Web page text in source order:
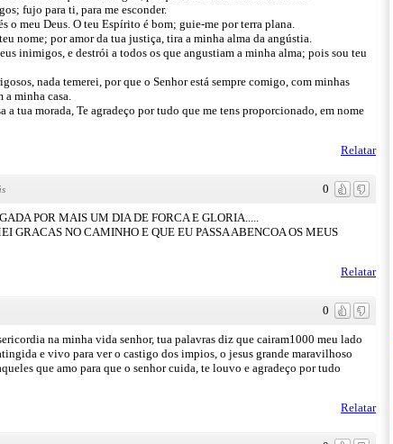
fujo para ti, para me esconder.
o meu Deus. O teu Espírito é bom; guie-me por terra plana.
nome; por amor da tua justiça, tira a minha alma da angústia.
inimigos, e destrói a todos os que angustiam a minha alma; pois sou teu
nada temerei, por que o Senhor está sempre comigo, com minhas
minha casa.
a tua morada, Te agradeço por tudo que me tens proporcionado, em nome
Relatar
0
POR MAIS UM DIA DE FORCA E GLORIA.....
GRACAS NO CAMINHO E QUE EU PASSA ABENCOA OS MEUS
Relatar
0
na minha vida senhor, tua palavras diz que cairam1000 meu lado
e vivo para ver o castigo dos impios, o jesus grande maravilhoso
que amo para que o senhor cuida, te louvo e agradeço por tudo
Relatar